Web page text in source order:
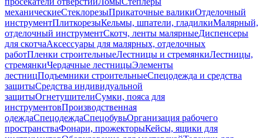
механическиеСтеклорезыПрикаточные валикиОтделочный
инструментПлиткорезыКельмы, шпатели, гладилкиМалярный,
отделочный инструментСкотч, ленты малярныеДиспенсеры
для скотчаАксессуары для малярных, отделочных
работПленки строительныеЛестницы и стремянкиЛестницы,
стремянкиЧердачные лестницыЭлементы
лестницПодъемники строительныеСпецодежда и средства
защитыСредства индивидуальной
защитыОгнетушителиСумки, пояса для
инструментовПроизводственная
одеждаСпецодеждаСпецобувьОрганизация рабочего
пространстваФонари, прожекторыКейсы, ящики для